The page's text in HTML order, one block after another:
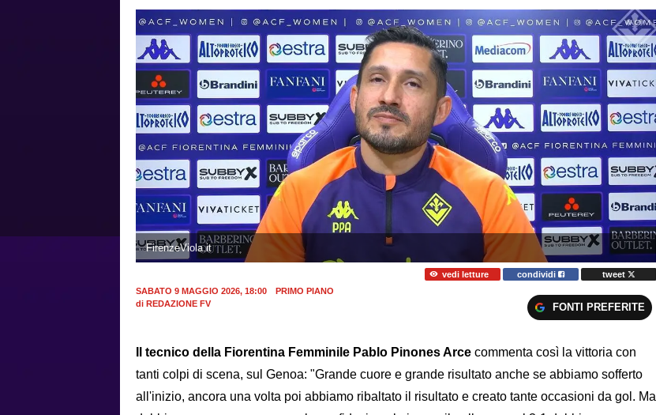
FirenzeViola.it
vedi letture condividi
tweet
SABATO 9 MAGGIO 2026, 18:00
PRIMO PIANO
di REDAZIONE FV FONTI PREFERITE
Il tecnico della Fiorentina Femminile Pablo Pinones Arce commenta così la vittoria con
tanti colpi di scena, sul Genoa: "Grande cuore e grande risultato anche se abbiamo sofferto
all'inizio, ancora una volta poi abbiamo ribaltato il risultato e creato tante occasioni da gol. Ma